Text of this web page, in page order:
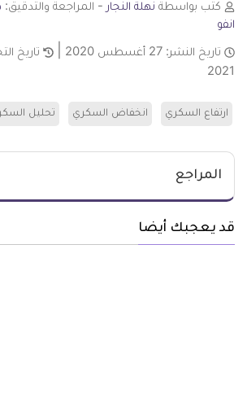
كتب بواسطة نهلة النجار - المراجعة والتدقيق:
انفو
تاريخ النشر: 27 أغسطس 2020 تاريخ
2021
ارتفاع السكري انخفاض السكري تحليل
المراجع
قد يعجبك أيضا